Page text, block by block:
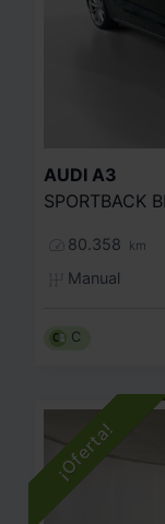
AUDI A3
80.358 km
Manual
C